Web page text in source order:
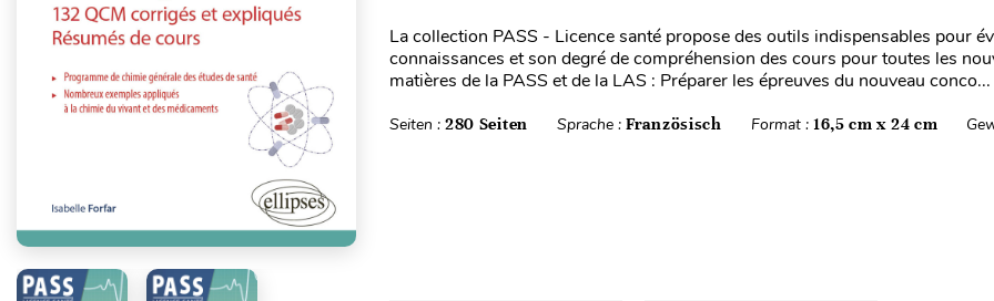
La collection PASS - Licence santé propose des outils indispensables pour
connaissances et son degré de compréhension des cours pour toutes les
matières de la PASS et de la LAS : Préparer les épreuves du nouveau conco...
Seiten : 280 Seiten Sprache :Französisch Format : 16,5 cm x 24 cm